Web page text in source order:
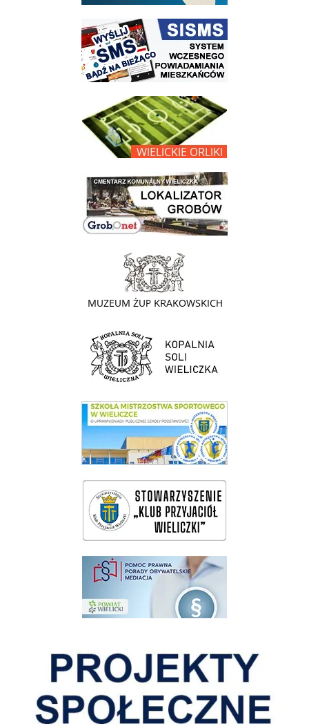
link do strony systemu wczesnego ostrzegania mieszkańców SISMS
link do opisu projektu Wielickie Orliki
link do lokalizatora grobów na wielickim cmentarzu - grobnet
link do strony - Muzeum Żup Krakowskich Wieliczka
link do strony Kopalni Soli Wieliczka
link do SMS Wieliczka
wieliczka-wieliczanie na bis
pomoc prawna wieliczka